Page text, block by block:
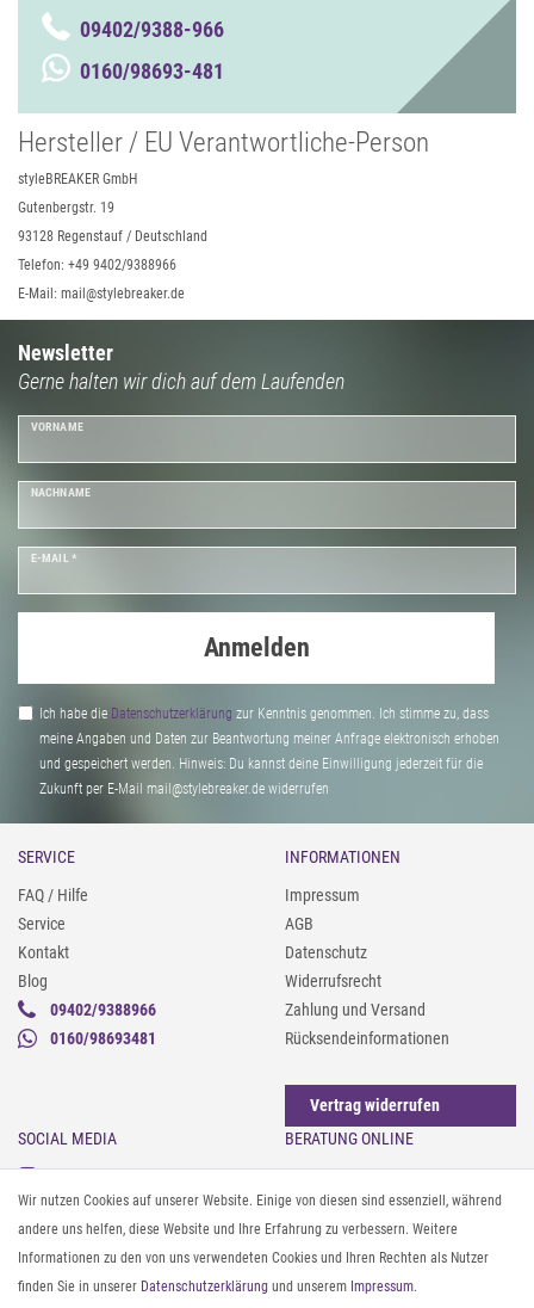
09402/9388-966
0160/98693-481
Hersteller / EU Verantwortliche-Person
styleBREAKER GmbH
Gutenbergstr. 19
93128 Regenstauf / Deutschland
Telefon: +49 9402/9388966
E-Mail: mail@stylebreaker.de
Newsletter
Gerne halten wir dich auf dem Laufenden
VORNAME
NACHNAME
E-MAIL *
Anmelden
Ich habe die Daten­schutz­erklärung zur Kenntnis genommen. Ich stimme zu, dass
meine Angaben und Daten zur Beantwortung meiner Anfrage elektronisch erhoben
und gespeichert werden. Hinweis: Du kannst deine Einwilligung jederzeit für die
Zukunft per E-Mail mail@stylebreaker.de widerrufen
SERVICE
FAQ / Hilfe
Service
Kontakt
Blog
09402/9388966
0160/98693481
INFORMATIONEN
Impressum
AGB
Datenschutz
Widerrufsrecht
Zahlung und Versand
Rücksendeinformationen
Vertrag widerrufen
SOCIAL MEDIA
Instagram
Facebook
Pinterest
Twitter
Youtube
BERATUNG ONLINE
Gürtel messen & kürzen
Sonnenbrillen & UV-Schutz
Textilpflege
Textil- und Material-Guide
Geldbörse richtig organisieren
Wir nutzen Cookies auf unserer Website. Einige von diesen sind essenziell, während
andere uns helfen, diese Website und Ihre Erfahrung zu verbessern. Weitere
Informationen zu den von uns verwendeten Cookies und Ihren Rechten als Nutzer
finden Sie in unserer Daten­schutz­erklärung und unserem Impressum.